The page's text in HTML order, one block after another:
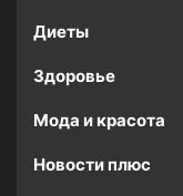
Диеты
Здоровье
Мода и красота
Новости плюс